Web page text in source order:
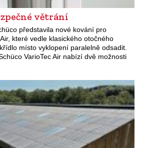
větrání
představila nové kování pro
které vedle klasického otočného
místo vyklopení paralelně odsadit.
VarioTec Air nabízí dvě možnosti